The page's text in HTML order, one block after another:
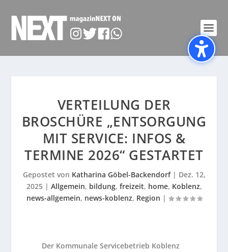
VERTEILUNG DER
BROSCHÜRE „ENTSORGUNG
MIT SERVICE: INFOS &
TERMINE 2026“ GESTARTET
Gepostet von Katharina Göbel-Backendorf| Dez. 12,
2025| Allgemein, bildung, freizeit, home, Koblenz,
news-allgemein, news-koblenz, Region |
Der Kommunale Servicebetrieb Koblenz